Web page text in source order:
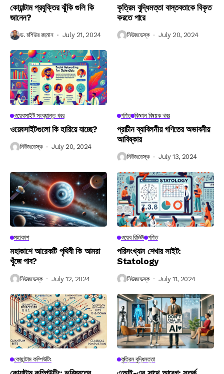
কোয়ান্টাম প্রযুক্তির ঝুঁকি গুলি কি
জানেন?
ড. মশিউর রহমান July 21, 2024
কৃত্রিম বুদ্ধিমত্তা বাস্তবতাকে বিকৃত
করতে পারে
নিউজডেস্ক July 20, 2024
ওয়েবসাইট সংক্রান্ত খবর
ওয়েবসাইটগুলো কি হারিয়ে যাচ্ছে?
নিউজডেস্ক July 20, 2024
গণিত বিজ্ঞান বিষয়ক খবর
প্রাচীন ব্যাবিলনীয় গণিতের অভাবনীয়
আবিষ্কার
নিউজডেস্ক July 13, 2024
মহাকাশ
মহাকাশে আরেকটি পৃথিবী কি আমরা
খুঁজে পাব?
নিউজডেস্ক July 12, 2024
ওয়েব রিভিউ গণিত
পরিসংখ্যান শেখার সাইট:
Statology
নিউজডেস্ক July 11, 2024
কোয়ান্টাম কম্পিউটিং কৃত্রিম বুদ্ধিমত্তা